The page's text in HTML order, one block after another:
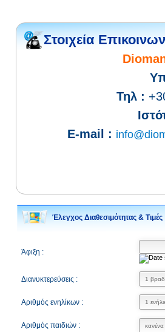
Στοιχεία
Τηλ :
E-mail :
Έλεγχος Διαθεσιμότητας & Τιμές
Άφιξη :
Διανυκτερεύσεις :
Αριθμός ενηλίκων :
Αριθμός παιδιών :